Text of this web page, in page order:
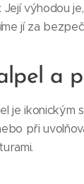
Její výhodou
jí za
a
je ikonickým
při